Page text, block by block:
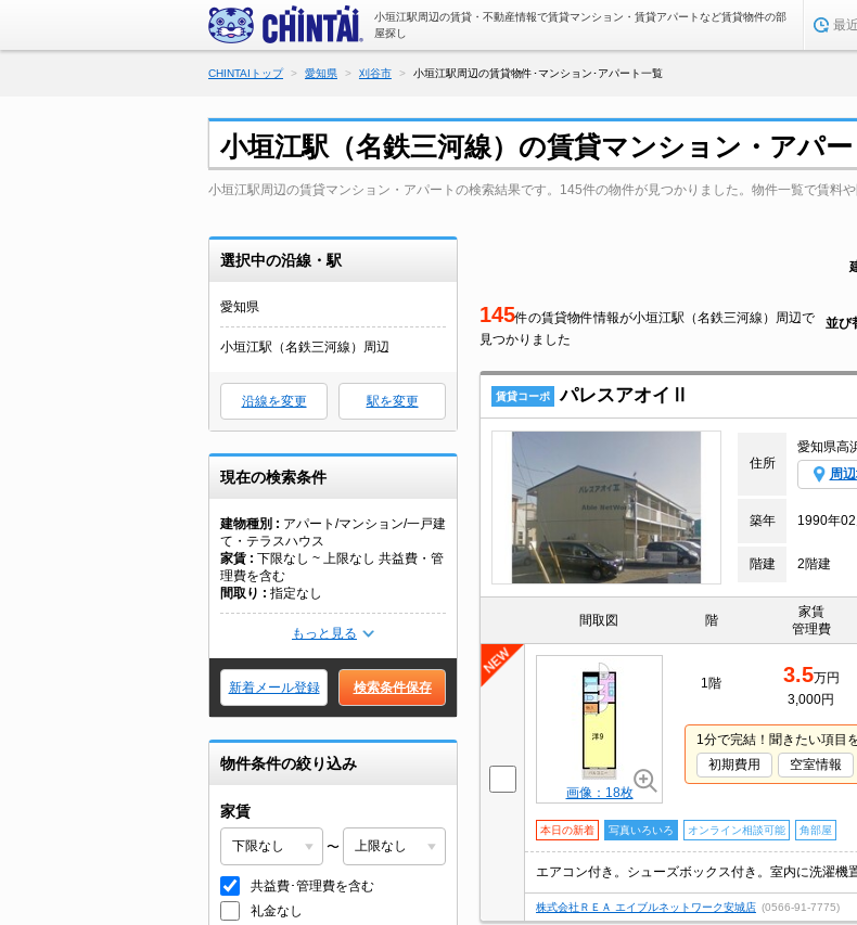
小垣江駅周辺の賃貸・不動産情報で賃貸マンション・賃貸アパートなど賃貸物件の部
屋探し
最
CHINTAIトップ 愛知県 刈谷市 小垣江駅周辺の賃貸物件･マンション･アパート一覧
小垣江駅（名鉄三河線）の賃貸マンション・アパ
小垣江駅周辺の賃貸マンション・アパートの検索結果です。145件の物件が見つかりました。物件一覧で賃料
選択中の沿線・駅
愛知県
小垣江駅（名鉄三河線）周辺
沿線を変更 駅を変更
現在の検索条件
建物種別
アパート/マンション/一戸建
て・テラスハウス
家賃
下限なし ~ 上限なし 共益費・管
理費を含む
間取り
指定なし
もっと見る
新着メール登録 検索条件保存
物件条件の絞り込み
家賃
〜
共益費･管理費を含む
礼金なし
145件の賃貸物件情報が小垣江駅（名鉄三河線）周辺で
見つかりました
並び
賃貸コーポ パレスアオイⅡ
住所
愛知県高
周
築年
1990年02
階建 2階建
間取図 階
家賃
管理費
画像：18枚
1階 3.5万円
3,000円
1分で完結！聞きたい項目
初期費用
空室情報
本日の新着 写真いろいろ オンライン相談可能 角部屋
エアコン付き。シューズボックス付き。室内に洗濯機
株式会社ＲＥＡ エイブルネットワーク安城店 (0566-91-7775)